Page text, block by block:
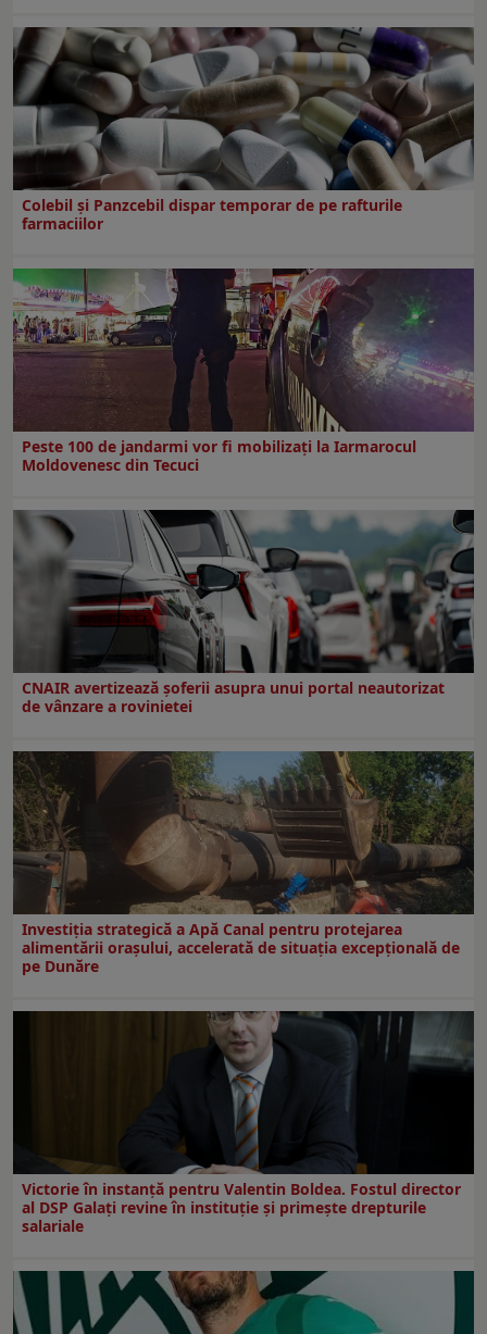
Colebil și Panzcebil dispar temporar de pe rafturile
farmaciilor
Peste 100 de jandarmi vor fi mobilizați la Iarmarocul
Moldovenesc din Tecuci
CNAIR avertizează șoferii asupra unui portal neautorizat
de vânzare a rovinietei
Investiția strategică a Apă Canal pentru protejarea
alimentării orașului, accelerată de situația excepțională de
pe Dunăre
Victorie în instanță pentru Valentin Boldea. Fostul director
al DSP Galați revine în instituție și primește drepturile
salariale